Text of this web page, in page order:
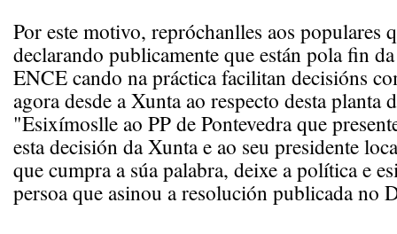
Por este motivo, repróchanlles aos populares
declarando publicamente que están pola fin
ENCE cando na práctica facilitan decisións
agora desde a Xunta ao respecto desta planta
"Esixímoslle ao PP de Pontevedra que
esta decisión da Xunta e ao seu presidente
que cumpra a súa palabra, deixe a política e
persoa que asinou a resolución publicada no